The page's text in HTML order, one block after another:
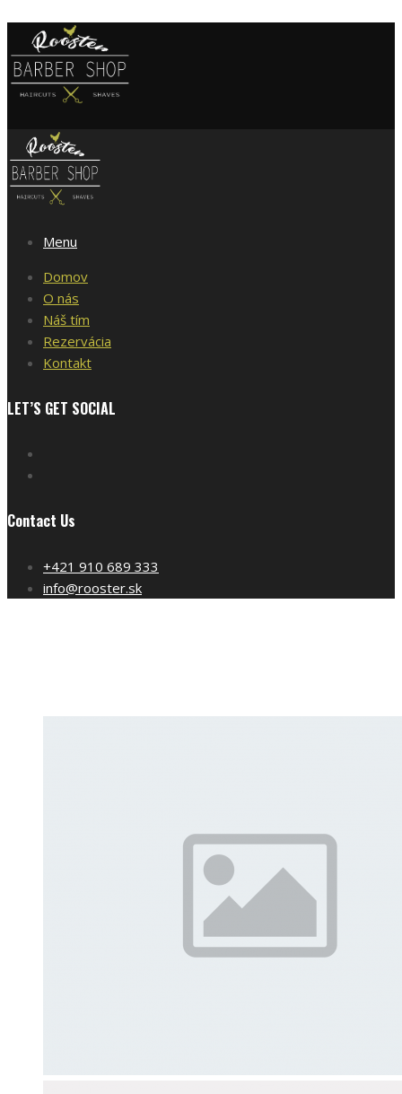
Menu
Domov
O nás
Náš tím
Rezervácia
Kontakt
LET’S GET SOCIAL
Contact Us
+421 910 689 333
info@rooster.sk